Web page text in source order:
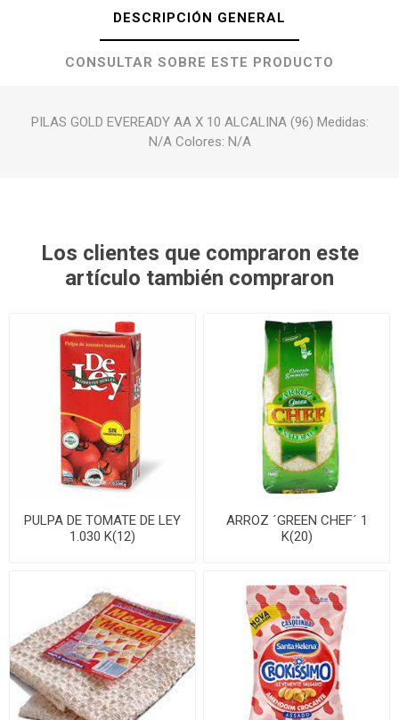
DESCRIPCIÓN GENERAL
CONSULTAR SOBRE ESTE PRODUCTO
PILAS GOLD EVEREADY AA X 10 ALCALINA (96) Medidas:
N/A Colores: N/A
Los clientes que compraron este
artículo también compraron
PULPA DE TOMATE DE LEY
1.030 K(12)
ARROZ ´GREEN CHEF´ 1
K(20)